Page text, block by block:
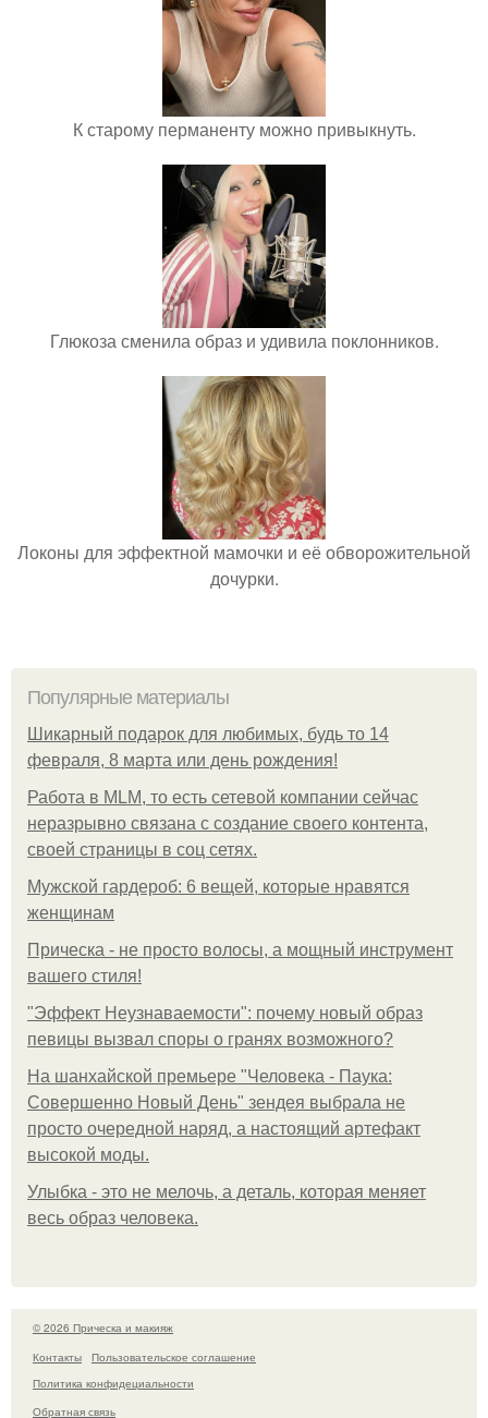
К старому перманенту можно привыкнуть.
Глюкоза сменила образ и удивила поклонников.
Локоны для эффектной мамочки и её обворожительной
дочурки.
Популярные материалы
Шикарный подарок для любимых, будь то 14
февраля, 8 марта или день рождения!
Работа в MLM, то есть сетевой компании сейчас
неразрывно связана с создание своего контента,
своей страницы в соц сетях.
Мужской гардероб: 6 вещей, которые нравятся
женщинам
Прическа - не просто волосы, а мощный инструмент
вашего стиля!
"Эффект Неузнаваемости": почему новый образ
певицы вызвал споры о гранях возможного?
На шанхайской премьере "Человека - Паука:
Совершенно Новый День" зендея выбрала не
просто очередной наряд, а настоящий артефакт
высокой моды.
Улыбка - это не мелочь, а деталь, которая меняет
весь образ человека.
© 2026 Прическа и макияж
Контакты
Пользовательское соглашение
Политика конфидециальности
Обратная связь